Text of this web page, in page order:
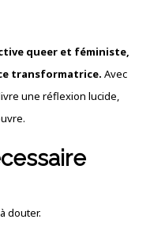
queer et féministe,
transformatrice. Avec
une réflexion lucide,
douter.